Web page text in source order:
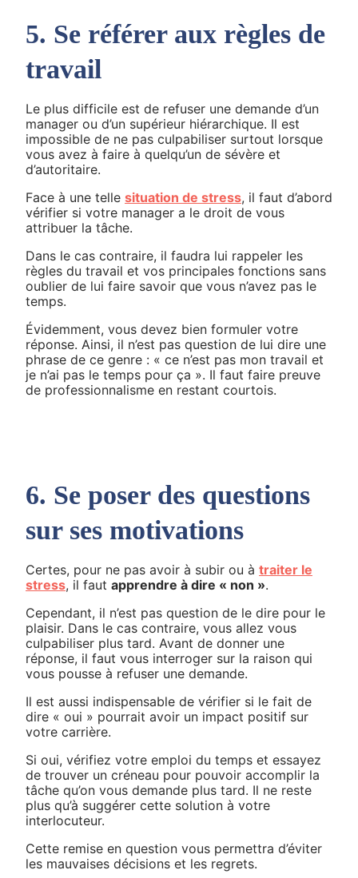
5. Se référer aux règles de
travail
Le plus difficile est de refuser une demande d’un
manager ou d’un supérieur hiérarchique. Il est
impossible de ne pas culpabiliser surtout lorsque
vous avez à faire à quelqu’un de sévère et
d’autoritaire.
Face à une telle situation de stress, il faut d’abord
vérifier si votre manager a le droit de vous
attribuer la tâche.
Dans le cas contraire, il faudra lui rappeler les
règles du travail et vos principales fonctions sans
oublier de lui faire savoir que vous n’avez pas le
temps.
Évidemment, vous devez bien formuler votre
réponse. Ainsi, il n’est pas question de lui dire une
phrase de ce genre : « ce n’est pas mon travail et
je n’ai pas le temps pour ça ». Il faut faire preuve
de professionnalisme en restant courtois.
6. Se poser des questions
sur ses motivations
Certes, pour ne pas avoir à subir ou à traiter le
stress, il faut apprendre à dire « non ».
Cependant, il n’est pas question de le dire pour le
plaisir. Dans le cas contraire, vous allez vous
culpabiliser plus tard. Avant de donner une
réponse, il faut vous interroger sur la raison qui
vous pousse à refuser une demande.
Il est aussi indispensable de vérifier si le fait de
dire « oui » pourrait avoir un impact positif sur
votre carrière.
Si oui, vérifiez votre emploi du temps et essayez
de trouver un créneau pour pouvoir accomplir la
tâche qu’on vous demande plus tard. Il ne reste
plus qu’à suggérer cette solution à votre
interlocuteur.
Cette remise en question vous permettra d’éviter
les mauvaises décisions et les regrets.